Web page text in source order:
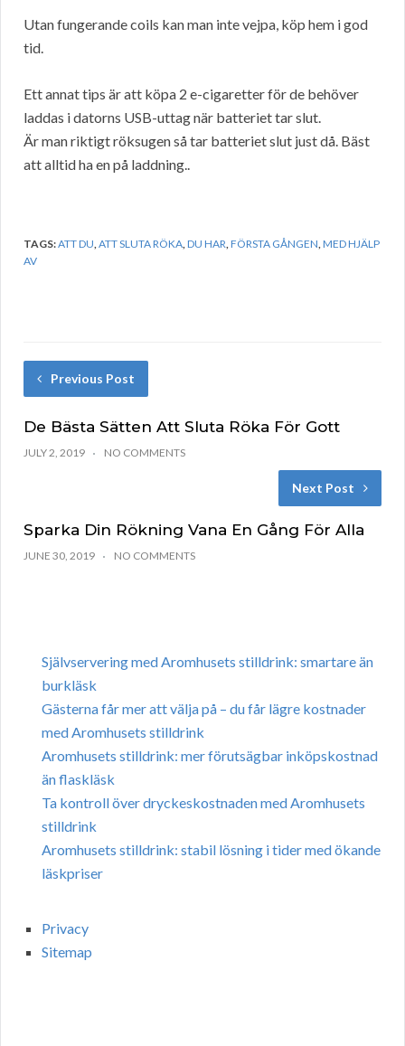
Utan fungerande coils kan man inte vejpa, köp hem i god
tid.
Ett annat tips är att köpa 2 e-cigaretter för de behöver
laddas i datorns USB-uttag när batteriet tar slut.
Är man riktigt röksugen så tar batteriet slut just då. Bäst
att alltid ha en på laddning..
TAGS:ATT DU,ATT SLUTA RÖKA,DU HAR,FÖRSTA GÅNGEN,MED HJÄLP
AV
Previous Post
De Bästa Sätten Att Sluta Röka För Gott
JULY 2, 2019 NO COMMENTS
Next Post
Sparka Din Rökning Vana En Gång För Alla
JUNE 30, 2019 NO COMMENTS
Självservering med Aromhusets stilldrink: smartare än
burkläsk
Gästerna får mer att välja på – du får lägre kostnader
med Aromhusets stilldrink
Aromhusets stilldrink: mer förutsägbar inköpskostnad
än flaskläsk
Ta kontroll över dryckeskostnaden med Aromhusets
stilldrink
Aromhusets stilldrink: stabil lösning i tider med ökande
läskpriser
Privacy
Sitemap